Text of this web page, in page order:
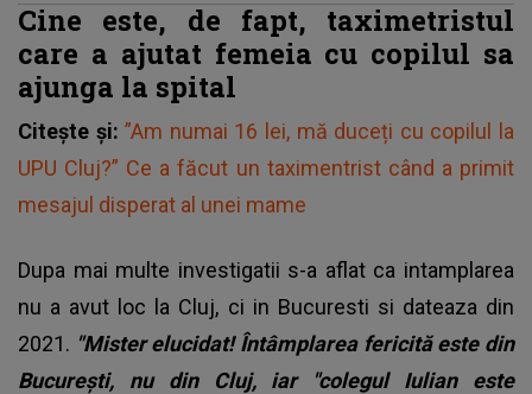
Cine este, de fapt, taximetristul
care a ajutat femeia cu copilul sa
ajunga la spital
Citește și:”Am numai 16 lei, mă duceți cu copilul la
UPU Cluj?” Ce a făcut un taximentrist când a primit
mesajul disperat al unei mame
Dupa mai multe investigatii s-a aflat ca intamplarea
nu a avut loc la Cluj, ci in Bucuresti si dateaza din
2021. "Mister elucidat! Întâmplarea fericită este din
București, nu din Cluj, iar "colegul Iulian este